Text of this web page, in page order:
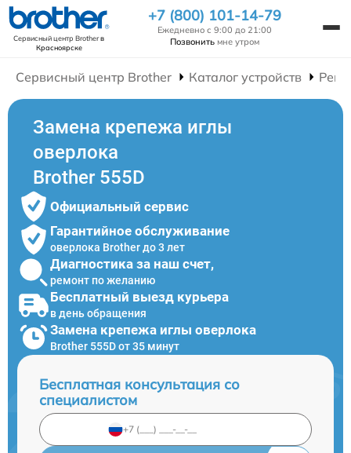
Сервисный центр Brotherв
Красноярске
+7 (800) 101-14-79
Ежедневно с 9:00 до 21:00
Позвонить мне утром
Сервисный центр Brother Каталог устройств
Замена крепежа иглы
оверлока
Brother 555D
Официальный сервис
Гарантийное обслуживание
оверлока Brother до 3 лет
Диагностика за наш счет,
ремонт по желанию
Бесплатный выезд курьера
в день обращения
Замена крепежа иглы оверлока
Brother 555D от 35 минут
Бесплатная консультация со
специалистом